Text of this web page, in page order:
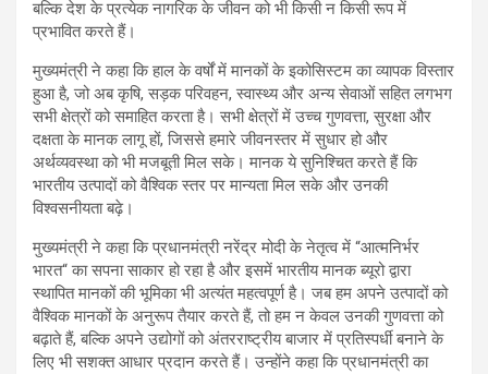
बल्कि देश के प्रत्येक नागरिक के जीवन को भी किसी न किसी रूप में
प्रभावित करते हैं।
मुख्यमंत्री ने कहा कि हाल के वर्षों में मानकों के इकोसिस्टम का व्यापक विस्तार
हुआ है, जो अब कृषि, सड़क परिवहन, स्वास्थ्य और अन्य सेवाओं सहित लगभग
सभी क्षेत्रों को समाहित करता है। सभी क्षेत्रों में उच्च गुणवत्ता, सुरक्षा और
दक्षता के मानक लागू हों, जिससे हमारे जीवनस्तर में सुधार हो और
अर्थव्यवस्था को भी मजबूती मिल सके। मानक ये सुनिश्चित करते हैं कि
भारतीय उत्पादों को वैश्विक स्तर पर मान्यता मिल सके और उनकी
विश्वसनीयता बढ़े।
मुख्यमंत्री ने कहा कि प्रधानमंत्री नरेंद्र मोदी के नेतृत्व में “आत्मनिर्भर
भारत“ का सपना साकार हो रहा है और इसमें भारतीय मानक ब्यूरो द्वारा
स्थापित मानकों की भूमिका भी अत्यंत महत्वपूर्ण है। जब हम अपने उत्पादों को
वैश्विक मानकों के अनुरूप तैयार करते हैं, तो हम न केवल उनकी गुणवत्ता को
बढ़ाते हैं, बल्कि अपने उद्योगों को अंतरराष्ट्रीय बाजार में प्रतिस्पर्धी बनाने के
लिए भी सशक्त आधार प्रदान करते हैं। उन्होंने कहा कि प्रधानमंत्री का